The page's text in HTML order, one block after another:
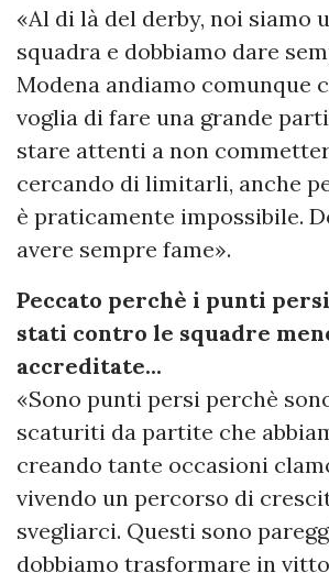
«Al di là del derby, noi siamo
squadra e dobbiamo dare
Modena andiamo comunque
voglia di fare una grande
stare attenti a non
cercando di limitarli, anche
è praticamente impossibile.
avere sempre fame».
Peccato perchè i punti
stati contro le squadre
accreditate...
«Sono punti persi perchè
scaturiti da partite che
creando tante occasioni
vivendo un percorso di
svegliarci. Questi sono
dobbiamo trasformare in